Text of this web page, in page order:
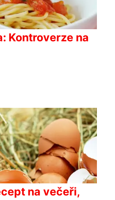
Kontroverze na
na večeři,